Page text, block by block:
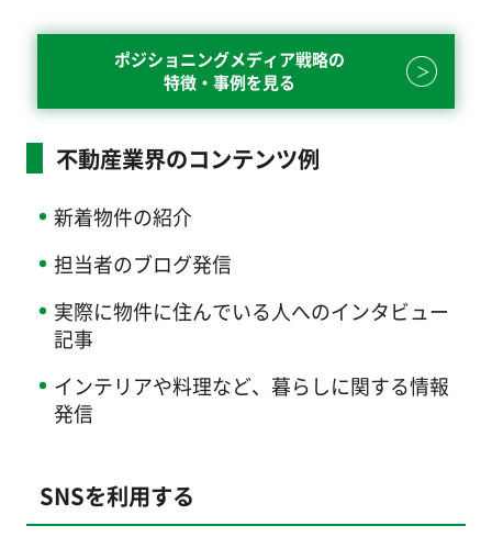
ポジショニングメディア戦略の
特徴・事例を見る
不動産業界のコンテンツ例
新着物件の紹介
担当者のブログ発信
実際に物件に住んでいる人へのインタビュー
記事
インテリアや料理など、暮らしに関する情報
発信
SNSを利用する